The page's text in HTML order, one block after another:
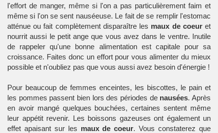
l'effort de manger, même si l'on a pas particulièrement faim et
même si l'on se sent nauséeuse. Le fait de se remplir l'estomac
atténue ou fait complètement disparaître les maux de coeuret
nourrit aussi le petit ange que vous avez dans le ventre. Inutile
de rappeler qu'une bonne alimentation est capitale pour sa
croissance. Faites donc un effort pour vous alimenter du mieux
possible et n'oubliez pas que vous aussi avez besoin d'énergie !
Pour beaucoup de femmes enceintes, les biscottes, le pain et
les pommes passent bien lors des périodes de nausées. Après
en avoir mangé quelques bouchées, certaines sentent même
leur appétit revenir. Les boissons gazeuses ont également un
effet apaisant sur les maux de coeur. Vous constaterez que